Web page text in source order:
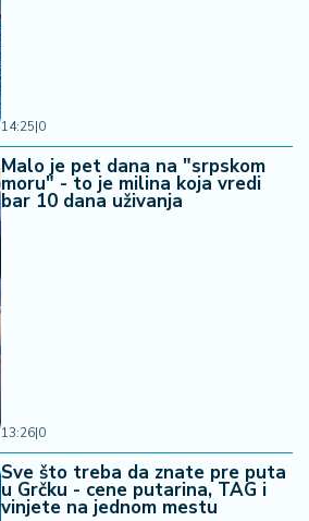
14:25|0
Malo je pet dana na "srpskom
moru" - to je milina koja vredi
bar 10 dana uživanja
13:26|0
Sve što treba da znate pre puta
u Grčku - cene putarina, TAG i
vinjete na jednom mestu